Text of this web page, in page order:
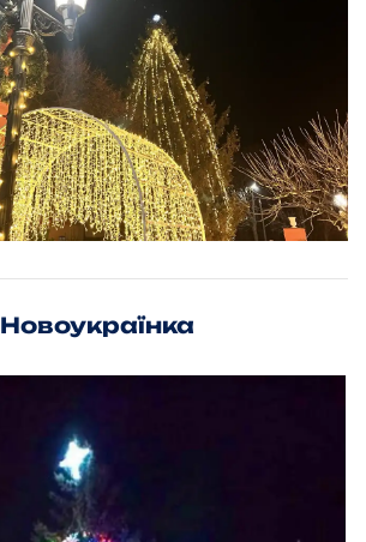
Новоукраїнка